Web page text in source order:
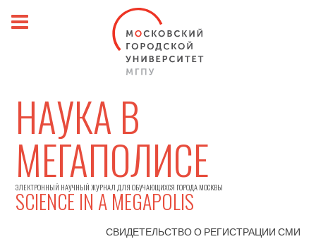
НАУКА В
МЕГАПОЛИСЕ
ЭЛЕКТРОННЫЙ НАУЧНЫЙ ЖУРНАЛ ДЛЯ ОБУЧАЮЩИХСЯ ГОРОДА МОСКВЫ
SCIENCE IN A MEGAPOLIS
СВИДЕТЕЛЬСТВО О РЕГИСТРАЦИИСМИ